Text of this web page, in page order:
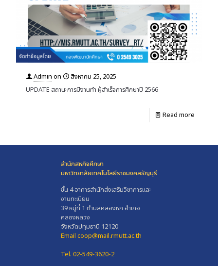
Admin on
สิงหาคม 25, 2025
UPDATE สถานะการมีงานทำ ผู้สำเร็จการศึกษาปี 2566
Read more
สำนักสหกิจศึกษา
มหาวิทยาลัยเทคโนโลยีราชมงคลธัญบุรี
ชั้น 4 อาคารสำนักส่งเสริมวิชาการและ
งานทะเบียน
39 หมู่ที่ 1 ตำบลคลองหก อำเภอ
คลองหลวง
จังหวัดปทุมธานี 12120
Email coop@mail.rmutt.ac.th
Tel. 02-549-3620-2